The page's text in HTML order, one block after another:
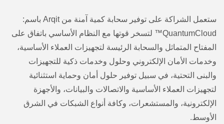
ستعمل الشراكة على توفير سحابة كمية آمنة من Arqit باسم:
QuantumCloud™ لتسخر قوتها مع النظام الأساسي باتفاق على
المفتاح المتماثل والسحابة الرئيسة لتجهيزات العملاء الأساسية،
وخدمات الأمان الإلكتروني وحلول وخدمات ذكية للتجهيزات
والبنى التحتية، في سبيل توفير حلول أمان وحماية استثنائية
لتجهيزات العملاء الأساسية والاتصالات والبيانات، والأجهزة
الإلكترونية، والمستشعرات، وكافة أنواع الشبكات في الشرق
الأوسط.